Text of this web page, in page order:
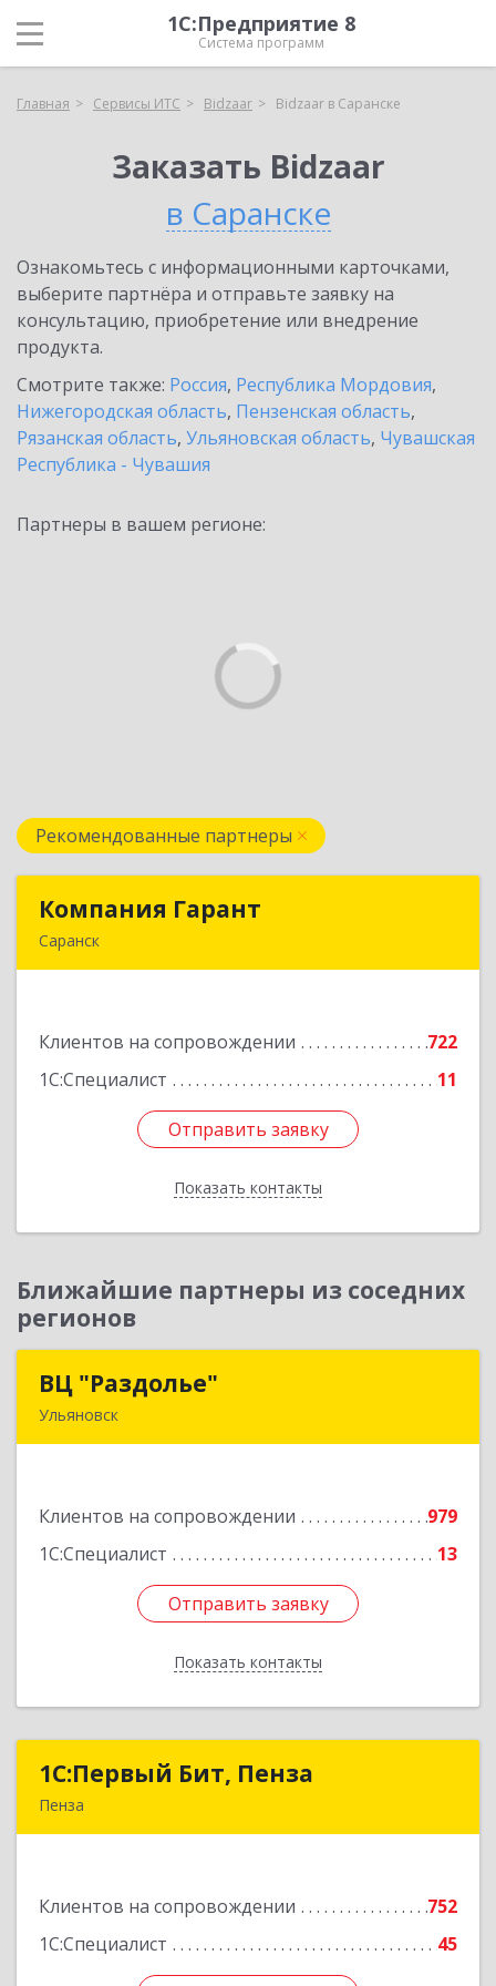
1С:Предприятие 8
Система программ
Главная Сервисы ИТС Bidzaar Bidzaar в Саранске
Заказать Bidzaar
в Саранске
Ознакомьтесь с информационными карточками,
выберите партнёра и отправьте заявку на
консультацию, приобретение или внедрение
продукта.
Смотрите также: Россия, Республика Мордовия,
Нижегородская область, Пензенская область,
Рязанская область, Ульяновская область, Чувашская
Республика - Чувашия
Партнеры в вашем регионе:
Рекомендованные партнеры
Компания Гарант
Саранск
Клиентов на сопровождении
722
1С:Специалист
11
Отправить заявку
Показать контакты
Компания Гарант
Подробнее
Отправить заявку
Назад
Ближайшие партнеры из соседних
регионов
ВЦ "Раздолье"
Ульяновск
Клиентов на сопровождении
979
1С:Специалист
13
Отправить заявку
Показать контакты
Подробнее
Отправить заявку
Назад
1С:Первый Бит, Пенза
Пенза
Клиентов на сопровождении
752
1С:Специалист
45
1С:Первый Бит, Пенза
Подробнее